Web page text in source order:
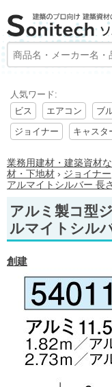
人気ワード:
ビス
エアコン ブ
ジョイナー
キャスタ
業務用建材・建築資材
材・下地材 › ジョイナー
アルマイトシルバー 長
アルミ製コ型
ルマイトシル
創建